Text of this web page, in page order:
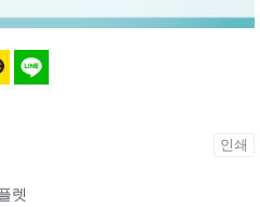
인쇄
렛